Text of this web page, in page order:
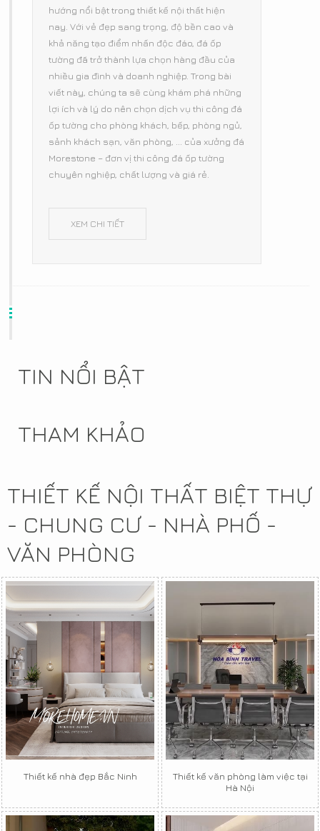
hướng nổi bật trong thiết kế nội thất hiện
nay. Với vẻ đẹp sang trọng, độ bền cao và
khả năng tạo điểm nhấn độc đáo, đá ốp
tường đã trở thành lựa chọn hàng đầu của
nhiều gia đình và doanh nghiệp. Trong bài
viết này, chúng ta sẽ cùng khám phá những
lợi ích và lý do nên chọn dịch vụ thi công đá
ốp tường cho phòng khách, bếp, phòng ngủ,
sảnh khách sạn, văn phòng, ... của xưởng đá
Morestone – đơn vị thi công đá ốp tường
chuyên nghiệp, chất lượng và giá rẻ.
XEM CHI TIẾT
TIN NỔI BẬT
THAM KHẢO
THIẾT KẾ NỘI THẤT BIỆT THỰ
- CHUNG CƯ - NHÀ PHỐ -
VĂN PHÒNG
Thiết kế nhà đẹp Bắc Ninh
Thiết kế văn phòng làm việc tại
Hà Nội